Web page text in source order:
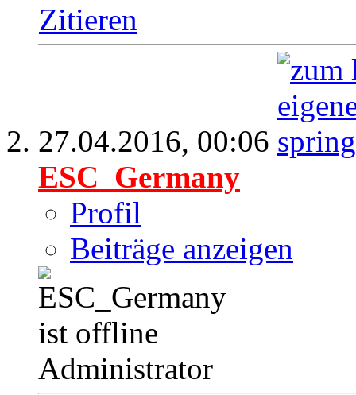
Zitieren
27.04.2016, 00:06
ESC_Germany
Profil
Beiträge anzeigen
Administrator